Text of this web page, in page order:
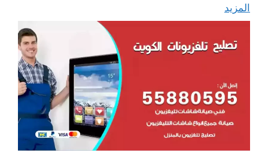
المزيد